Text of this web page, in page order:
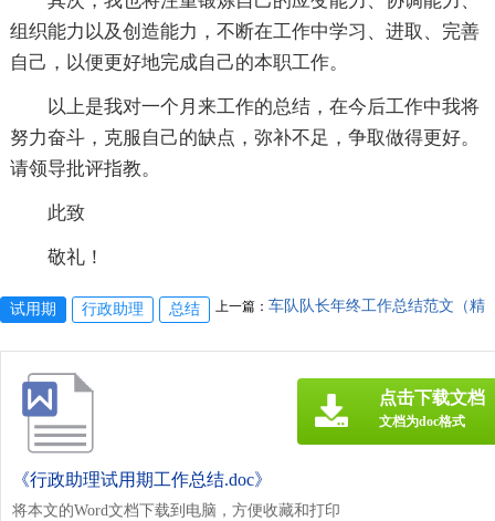
组织能力以及创造能力，不断在工作中学习、进取、完善
自己，以便更好地完成自己的本职工作。
以上是我对一个月来工作的总结，在今后工作中我将
努力奋斗，克服自己的缺点，弥补不足，争取做得更好。
请领导批评指教。
此致
敬礼！
试用期 行政助理 总结
《行政助理试用期工作总结.doc》
将本文的Word文档下载到电脑，方便收藏和打印
点击下载文档
文档为doc格式
上一篇： 车队队长年终工作总结范文（精